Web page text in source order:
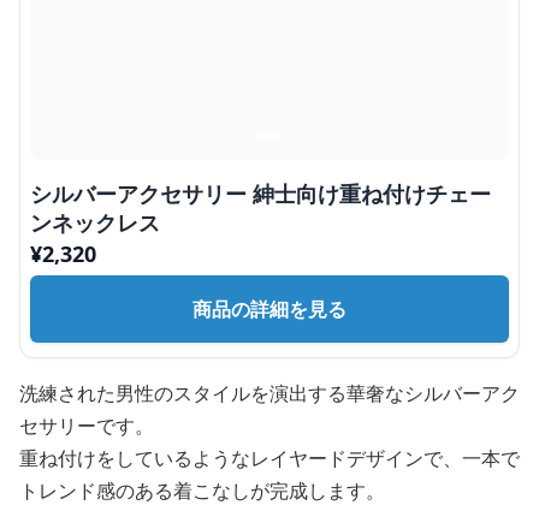
シルバーアクセサリー 紳士向け重ね付けチェー
ンネックレス
¥2,320
商品の詳細を見る
洗練された男性のスタイルを演出する華奢なシルバーアク
セサリーです。
重ね付けをしているようなレイヤードデザインで、一本で
トレンド感のある着こなしが完成します。